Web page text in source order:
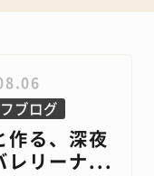
ブログ
作る、深夜
レリーナ...